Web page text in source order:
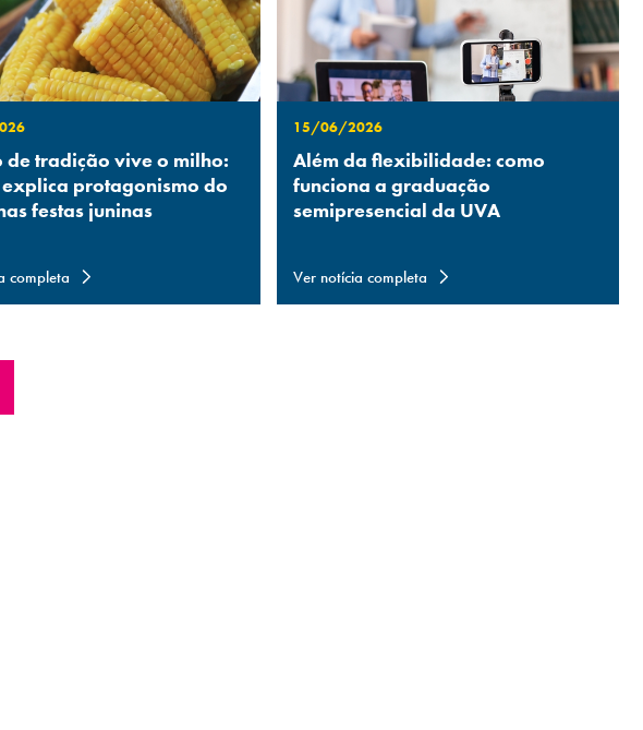
de tradição vive o milho:
protagonismo do
festas juninas
completa
15/06/2026
Além da flexibilidade: como
funciona a graduação
semipresencial da UVA
Ver notícia completa